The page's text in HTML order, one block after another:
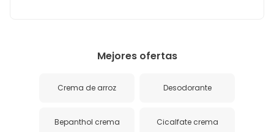
Mejores ofertas
Crema de arroz Desodorante
Bepanthol crema Cicalfate crema